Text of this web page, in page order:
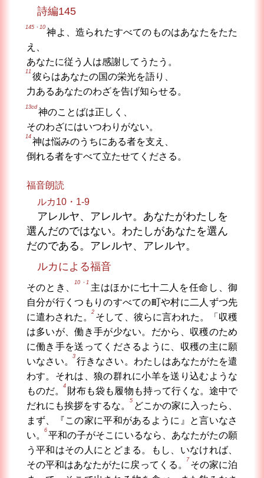
詩編145
145・10
神よ、造られたすべてのものはあなたをたた
え、
あなたに従う人は感謝してうたう。
11
彼らはあなたの国の栄光を語り、
力あるあなたのわざを告げ知らせる。
13cd
神のことばは正しく、
そのわざにはいつわりがない。
14
神は悩みのうちにある者を支え、
倒れる者をすべて立たせてくださる。
福音朗読
ルカ10・1-9
アレルヤ、アレルヤ。あなたがわたしを
選んだのではない。わたしがあなたを選ん
だのである。アレルヤ、アレルヤ。
ルカによる福音
そのとき、
10・1
主はほかに七十二人を任命し、御
自分が行くつもりのすべての町や村に二人ずつ先
に遣わされた。
2
そして、彼らに言われた。「収穫
は多いが、働き手が少ない。だから、収穫のため
に働き手を送ってくださるように、収穫の主に願
いなさい。
3
行きなさい。わたしはあなたがたを遣
わす。それは、狼の群れに小羊を送り込むような
ものだ。
4
財布も袋も履物も持って行くな。途中で
だれにも挨拶をするな。
5
どこかの家に入ったら、
まず、『この家に平和があるように』と言いなさ
い。
6
平和の子がそこにいるなら、あなたがたの願
う平和はその人にとどまる。もし、いなければ、
その平和はあなたがたに戻ってくる。
7
その家に泊